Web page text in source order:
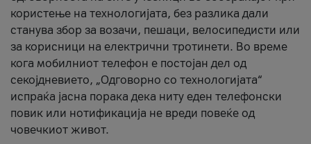
користење на технологијата, без разлика дали
станува збор за возачи, пешаци, велосипедисти или
за корисници на електрични тротинети. Во време
кога мобилниот телефон е постојан дел од
секојдневието, „Одговорно со технологијата“
испраќа јасна порака дека ниту еден телефонски
повик или нотификација не вреди повеќе од
човечкиот живот.